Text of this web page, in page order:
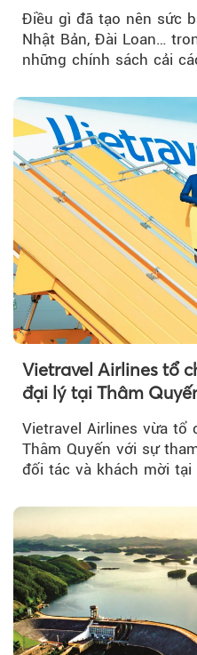
Điều gì đã tạo nên sức
Nhật Bản, Đài Loan…
những chính sách cải
Vietravel Airlines tổ
đại lý tại Thâm
đường bay thẳng
Vietravel Airlines vừa
Thâm Quyến với sự
đối tác và khách mời tại